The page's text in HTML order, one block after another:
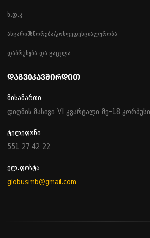
ხ.დ.კ
ანგარიშსწორება/კონფედენციალურობა
დაბრუნება და გაცვლა
ᲓᲐᲒᲕᲘᲙᲐᲕᲨᲘᲠᲓᲘᲗ
მისამართი
დიღმის მასივი VI კვარტალი მე-18 კორპუსი
ტელეფონი
551 27 42 22
ელ.ფოსტა
globusimb@gmail.com